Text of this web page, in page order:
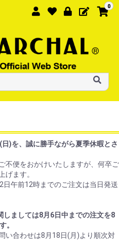
0
)を、誠に勝手ながら夏季休暇とさ
不便をおかけいたしますが、何卒ご
げます。
午前12時までのご注文は当日発送
ましては8月6日中までの注文を8
。
い合わせは8月18日(月)より順次対